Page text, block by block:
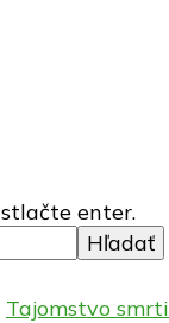
enter.
Tajomstvo smrti